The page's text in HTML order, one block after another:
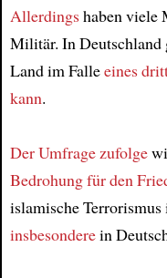
Allerdingshaben viele
Militär. In Deutschland
Land im Falleeines
kann.
Der Umfrage zufolge
Bedrohungfür den
islamische Terrorismus
insbesonderein